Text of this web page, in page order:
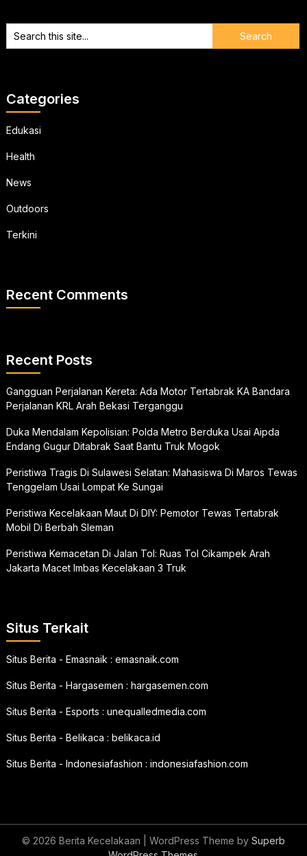
Categories
Edukasi
Health
News
Outdoors
Terkini
Recent Comments
Recent Posts
Gangguan Perjalanan Kereta: Ada Motor Tertabrak KA Bandara
Perjalanan KRL Arah Bekasi Terganggu
Duka Mendalam Kepolisian: Polda Metro Berduka Usai Aipda
Endang Gugur Ditabrak Saat Bantu Truk Mogok
Peristiwa Tragis Di Sulawesi Selatan: Mahasiswa Di Maros Tewas
Tenggelam Usai Lompat Ke Sungai
Peristiwa Kecelakaan Maut Di DIY: Pemotor Tewas Tertabrak
Mobil Di Berbah Sleman
Peristiwa Kemacetan Di Jalan Tol: Ruas Tol Cikampek Arah
Jakarta Macet Imbas Kecelakaan 3 Truk
Situs Terkait
Situs Berita - Emasnaik : emasnaik.com
Situs Berita - Hargasemen : hargasemen.com
Situs Berita - Esports : unequalledmedia.com
Situs Berita - Belikaca : belikaca.id
Situs Berita - Indonesiafashion : indonesiafashion.com
© 2026 Berita Kecelakaan | WordPress Theme by Superb